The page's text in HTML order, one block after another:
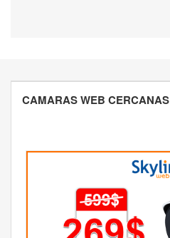
CAMARAS WEB CERCANAS